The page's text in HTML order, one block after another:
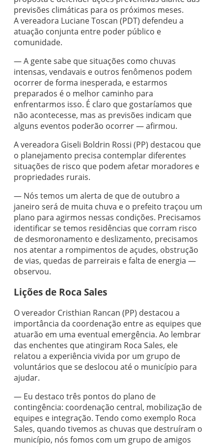
previsões climáticas para os próximos meses.
A vereadora Luciane Toscan (PDT) defendeu a
atuação conjunta entre poder público e
comunidade.
— A gente sabe que situações como chuvas
intensas, vendavais e outros fenômenos podem
ocorrer de forma inesperada, e estarmos
preparados é o melhor caminho para
enfrentarmos isso. É claro que gostaríamos que
não acontecesse, mas as previsões indicam que
alguns eventos poderão ocorrer — afirmou.
A vereadora Giseli Boldrin Rossi (PP) destacou que
o planejamento precisa contemplar diferentes
situações de risco que podem afetar moradores e
propriedades rurais.
— Nós temos um alerta de que de outubro a
janeiro será de muita chuva e o prefeito traçou um
plano para agirmos nessas condições. Precisamos
identificar se temos residências que corram risco
de desmoronamento e deslizamento, precisamos
nos atentar a rompimentos de açudes, obstrução
de vias, quedas de parreirais e falta de energia —
observou.
Lições de Roca Sales
O vereador Cristhian Rancan (PP) destacou a
importância da coordenação entre as equipes que
atuarão em uma eventual emergência. Ao lembrar
das enchentes que atingiram Roca Sales, ele
relatou a experiência vivida por um grupo de
voluntários que se deslocou até o município para
ajudar.
— Eu destaco três pontos do plano de
contingência: coordenação central, mobilização de
equipes e integração. Tendo como exemplo Roca
Sales, quando tivemos as chuvas que destruíram o
município, nós fomos com um grupo de amigos